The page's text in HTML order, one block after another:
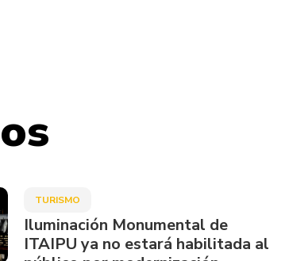
TURISMO
Iluminación Monumental de
ITAIPU ya no estará habilitada al